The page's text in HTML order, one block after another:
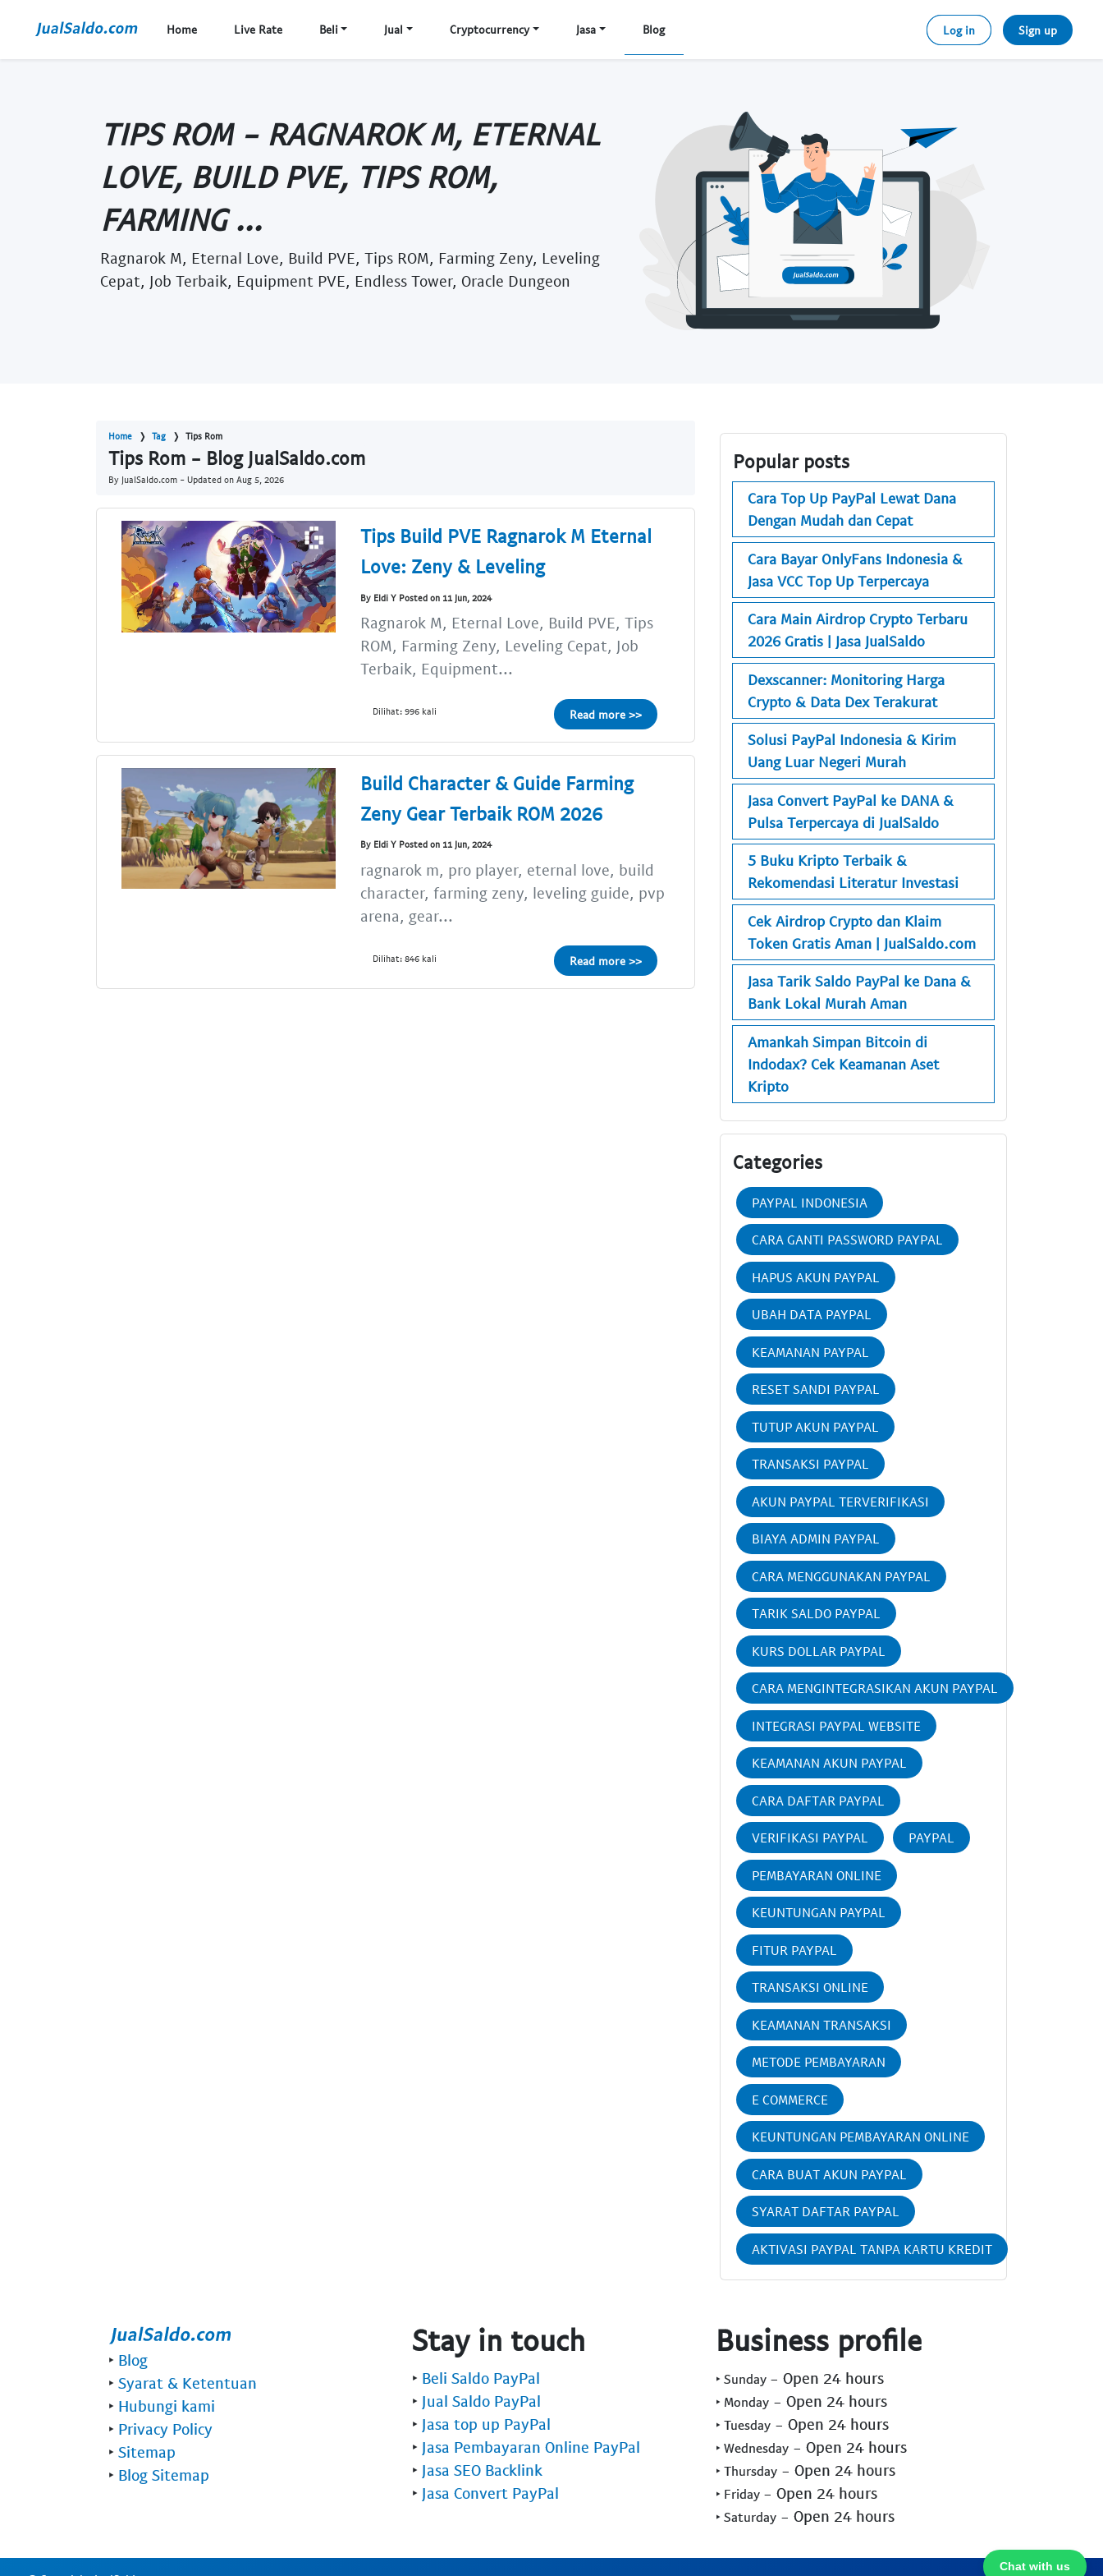
Home Live Rate Beli Jual Cryptocurrency Jasa Blog Log in Sign up
TIPS ROM - RAGNAROK M, ETERNAL
LOVE, BUILD PVE, TIPS ROM,
FARMING ...
Ragnarok M, Eternal Love, Build PVE, Tips ROM, Farming Zeny, Leveling
Cepat, Job Terbaik, Equipment PVE, Endless Tower, Oracle Dungeon
Home Tag Tips Rom
Tips Rom - Blog JualSaldo.com
By JualSaldo.com - Updated on Aug 5, 2026
Tips Build PVE Ragnarok M Eternal
Love: Zeny & Leveling
By Eldi Y Posted on 11 Jun, 2024
Ragnarok M, Eternal Love, Build PVE, Tips
ROM, Farming Zeny, Leveling Cepat, Job
Terbaik, Equipment...
Dilihat: 996 kali Read more >>
Build Character & Guide Farming
Zeny Gear Terbaik ROM 2026
By Eldi Y Posted on 11 Jun, 2024
ragnarok m, pro player, eternal love, build
character, farming zeny, leveling guide, pvp
arena, gear...
Dilihat: 846 kali Read more >>
Popular posts
Cara Top Up PayPal Lewat Dana
Dengan Mudah dan Cepat
Cara Bayar OnlyFans Indonesia &
Jasa VCC Top Up Terpercaya
Cara Main Airdrop Crypto Terbaru
2026 Gratis | Jasa JualSaldo
Dexscanner: Monitoring Harga
Crypto & Data Dex Terakurat
Solusi PayPal Indonesia & Kirim
Uang Luar Negeri Murah
Jasa Convert PayPal ke DANA &
Pulsa Terpercaya di JualSaldo
5 Buku Kripto Terbaik &
Rekomendasi Literatur Investasi
Cek Airdrop Crypto dan Klaim
Token Gratis Aman | JualSaldo.com
Jasa Tarik Saldo PayPal ke Dana &
Bank Lokal Murah Aman
Amankah Simpan Bitcoin di
Indodax? Cek Keamanan Aset
Kripto
Categories
PAYPAL INDONESIA
CARA GANTI PASSWORD PAYPAL
HAPUS AKUN PAYPAL
UBAH DATA PAYPAL
KEAMANAN PAYPAL
RESET SANDI PAYPAL
TUTUP AKUN PAYPAL
TRANSAKSI PAYPAL
AKUN PAYPAL TERVERIFIKASI
BIAYA ADMIN PAYPAL
CARA MENGGUNAKAN PAYPAL
TARIK SALDO PAYPAL
KURS DOLLAR PAYPAL
CARA MENGINTEGRASIKAN AKUN PAYPAL
INTEGRASI PAYPAL WEBSITE
KEAMANAN AKUN PAYPAL
CARA DAFTAR PAYPAL
VERIFIKASI PAYPAL PAYPAL
PEMBAYARAN ONLINE
KEUNTUNGAN PAYPAL
FITUR PAYPAL
TRANSAKSI ONLINE
KEAMANAN TRANSAKSI
METODE PEMBAYARAN
E COMMERCE
KEUNTUNGAN PEMBAYARAN ONLINE
CARA BUAT AKUN PAYPAL
SYARAT DAFTAR PAYPAL
AKTIVASI PAYPAL TANPA KARTU KREDIT
Chat with us
‣ Blog
‣ Syarat & Ketentuan
‣ Hubungi kami
‣ Privacy Policy
‣ Sitemap
‣ Blog Sitemap
Stay in touch
‣ Beli Saldo PayPal
‣ Jual Saldo PayPal
‣ Jasa top up PayPal
‣ Jasa Pembayaran Online PayPal
‣ Jasa SEO Backlink
‣ Jasa Convert PayPal
Business profile
‣ Sunday - Open 24 hours
‣ Monday - Open 24 hours
‣ Tuesday - Open 24 hours
‣ Wednesday - Open 24 hours
‣ Thursday - Open 24 hours
‣ Friday - Open 24 hours
‣ Saturday - Open 24 hours